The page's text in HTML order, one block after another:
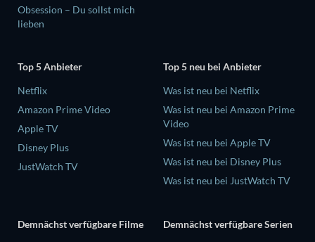
Obsession – Du sollst mich
lieben
Top 5 Anbieter
Netflix
Amazon Prime Video
Apple TV
Disney Plus
JustWatch TV
Top 5 neu bei Anbieter
Was ist neu bei Netflix
Was ist neu bei Amazon Prime
Video
Was ist neu bei Apple TV
Was ist neu bei Disney Plus
Was ist neu bei JustWatch TV
Demnächst verfügbare Filme
Demnächst verfügbare Serien